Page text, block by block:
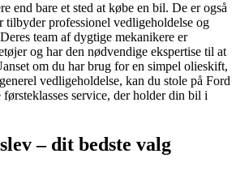
end bare et sted at købe en bil. De er også
tilbyder professionel vedligeholdelse og
team af dygtige mekanikere er
og har den nødvendige ekspertise til at
om du har brug for en simpel olieskift,
vedligeholdelse, kan du stole på Ford
service, der holder din bil i
– dit bedste valg